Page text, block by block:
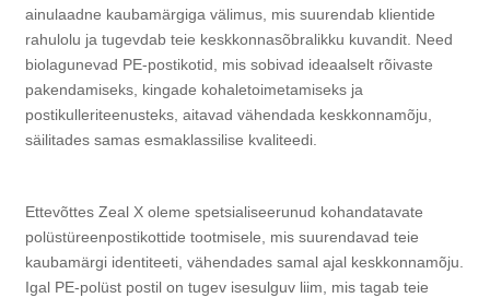
ainulaadne kaubamärgiga välimus, mis suurendab klientide
rahulolu ja tugevdab teie keskkonnasõbralikku kuvandit. Need
biolagunevad PE-postikotid, mis sobivad ideaalselt rõivaste
pakendamiseks, kingade kohaletoimetamiseks ja
postikulleriteenusteks, aitavad vähendada keskkonnamõju,
säilitades samas esmaklassilise kvaliteedi.
Ettevõttes Zeal X oleme spetsialiseerunud kohandatavate
polüstüreenpostikottide tootmisele, mis suurendavad teie
kaubamärgi identiteeti, vähendades samal ajal keskkonnamõju.
Igal PE-polüst postil on tugev isesulguv liim, mis tagab teie